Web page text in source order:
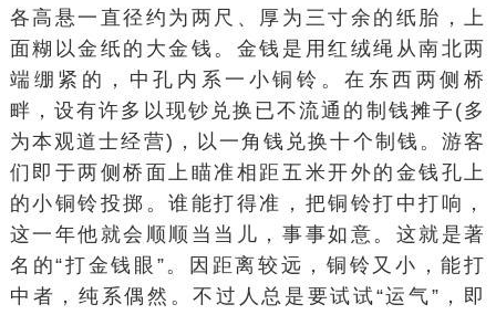
各高悬一直径约为两尺、厚为三寸余的纸胎，上
面糊以金纸的大金钱。金钱是用红绒绳从南北两
端绷紧的，中孔内系一小铜铃。在东西两侧桥
畔，设有许多以现钞兑换已不流通的制钱摊子(多
为本观道士经营)，以一角钱兑换十个制钱。游客
们即于两侧桥面上瞄准相距五米开外的金钱孔上
的小铜铃投掷。谁能打得准，把铜铃打中打响，
这一年他就会顺顺当当儿，事事如意。这就是著
名的“打金钱眼”。因距离较远，铜铃又小，能打
中者，纯系偶然。不过人总是要试试“运气”，即